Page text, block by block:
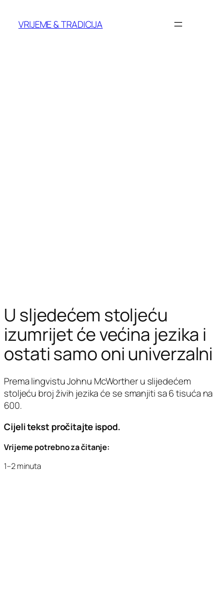
VRIJEME & TRADICIJA
U sljedećem stoljeću
izumrijet će većina jezika i
ostati samo oni univerzalni
Prema lingvistu Johnu McWorther u slijedećem
stoljeću broj živih jezika će se smanjiti sa 6 tisuća na
600.
Cijeli tekst pročitajte ispod.
Vrijeme potrebno za čitanje:
1–2 minuta